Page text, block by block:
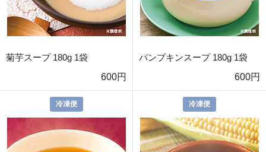
菊芋スープ 180g 1袋
600円
パンプキンスープ 180g 1袋
600円
冷凍便 冷凍便